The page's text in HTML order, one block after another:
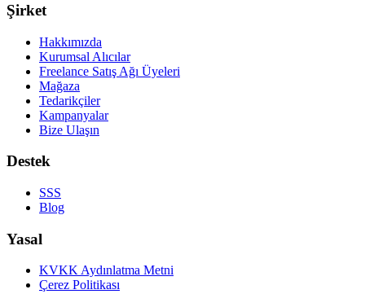
Şirket
Hakkımızda
Kurumsal Alıcılar
Freelance Satış Ağı Üyeleri
Mağaza
Tedarikçiler
Kampanyalar
Bize Ulaşın
Destek
SSS
Blog
Yasal
KVKK Aydınlatma Metni
Çerez Politikası